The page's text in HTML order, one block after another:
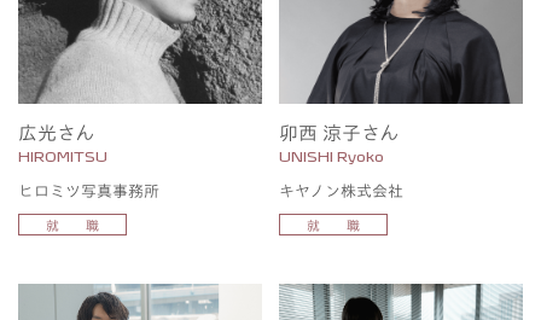
広光さん
HIROMITSU
ヒロミツ写真事務所
就 職
卯西 涼子さん
UNISHI Ryoko
キヤノン株式会社
就 職